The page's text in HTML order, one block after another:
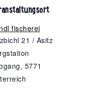
fischerei
21 / Asitz
, 5771